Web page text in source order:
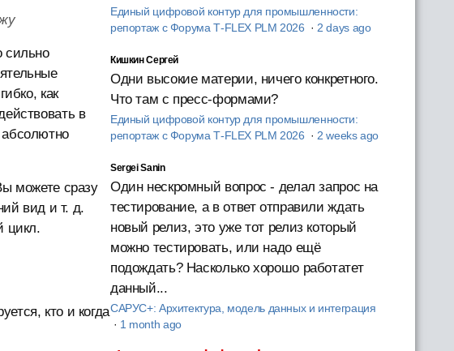
сильно
как
в
можете сразу
вид и т. д.
цикл.
кто и когда
Единый цифровой контур для промышленности:
репортаж с Форума T‑FLEX PLM 2026 · 2 days ago
Кишкин Сергей
Одни высокие материи, ничего конкретного.
Что там с пресс-формами?
Единый цифровой контур для промышленности:
репортаж с Форума T‑FLEX PLM 2026 · 2 weeks ago
Sergei Sanin
Один нескромный вопрос - делал запрос на
тестирование, а в ответ отправили ждать
новый релиз, это уже тот релиз который
можно тестировать, или надо ещё
подождать? Насколько хорошо работатет
данный...
САРУС+: Архитектура, модель данных и интеграция
· 1 month ago